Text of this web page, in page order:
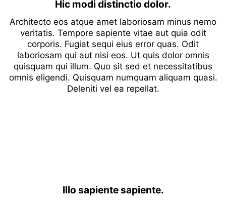
Hic modi distinctio dolor.
Architecto eos atque amet laboriosam minus nemo
veritatis. Tempore sapiente vitae aut quia odit
corporis. Fugiat sequi eius error quas. Odit
laboriosam qui aut nisi eos. Ut quis dolor omnis
quisquam qui illum. Quo sit sed et necessitatibus
omnis eligendi. Quisquam numquam aliquam quasi.
Deleniti vel ea repellat.
Illo sapiente sapiente.